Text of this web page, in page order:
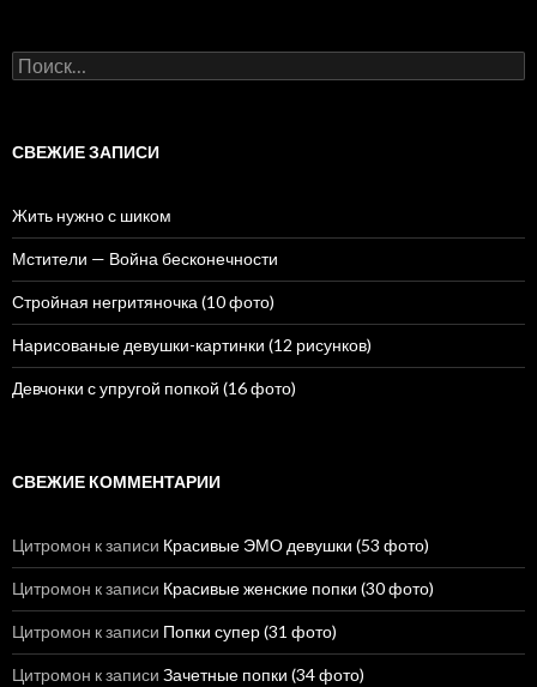
Н
а
и
СВЕЖИЕ ЗАПИСИ
Жить нужно с шиком
Мстители — Война бесконечности
Стройная негритяночка (10 фото)
Нарисованые девушки-картинки (12 рисунков)
Девчонки с упругой попкой (16 фото)
СВЕЖИЕ КОММЕНТАРИИ
Цитромон к записи Красивые ЭМО девушки (53 фото)
Цитромон к записи Красивые женские попки (30 фото)
Цитромон к записи Попки супер (31 фото)
Цитромон к записи Зачетные попки (34 фото)